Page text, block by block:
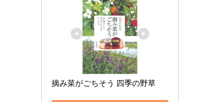
摘み菜がごちそう 四季の野草